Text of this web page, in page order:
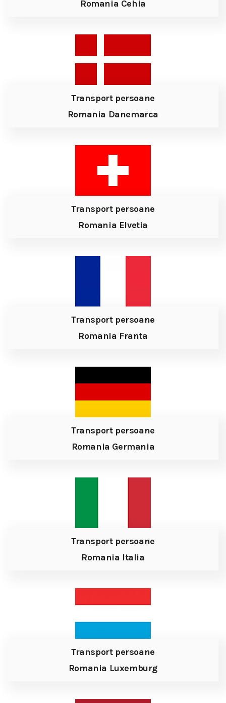
Romania Cehia
Transport persoane
Romania Danemarca
Transport persoane
Romania Elvetia
Transport persoane
Romania Franta
Transport persoane
Romania Germania
Transport persoane
Romania Italia
Transport persoane
Romania Luxemburg